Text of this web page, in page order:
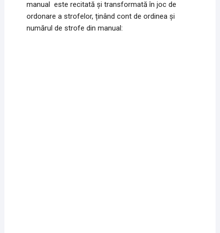
manual este recitată și transformată în joc de
ordonare a strofelor, ținând cont de ordinea și
numărul de strofe din manual: